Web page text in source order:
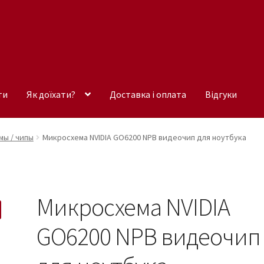
Як доїхати? Доставка і оплата Відгуки
/ чипы Микросхема NVIDIA GO6200 NPB видеочип для ноутбука
Микросхема NVIDIA
GO6200 NPB видеочип